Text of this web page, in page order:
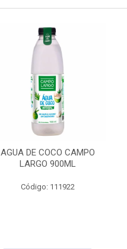
AGUA DE COCO CAMPO
LARGO 900ML
Código: 111922